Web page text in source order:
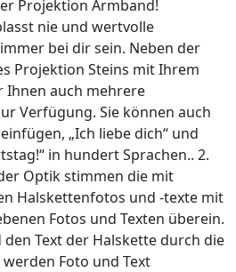
Projektion Armband!
nie und wertvolle
bei dir sein. Neben der
Projektion Steins mit Ihrem
Ihnen auch mehrere
Verfügung. Sie können auch
„Ich liebe dich“ und
in hundert Sprachen.. 2.
Optik stimmen die mit
Halskettenfotos und -texte mit
Fotos und Texten überein.
den Text der Halskette durch die
Foto und Text